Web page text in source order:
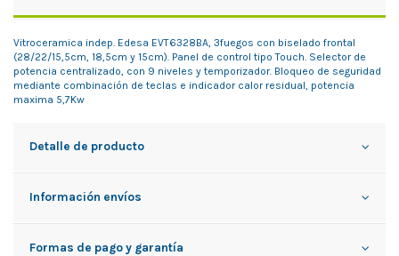
Vitroceramica indep. Edesa EVT6328BA, 3fuegos con biselado frontal
(28/22/15,5cm, 18,5cm y 15cm). Panel de control tipo Touch. Selector de
potencia centralizado, con 9 niveles y temporizador. Bloqueo de seguridad
mediante combinación de teclas e indicador calor residual, potencia
maxima 5,7Kw
Detalle de producto
Información envíos
Formas de pago y garantía